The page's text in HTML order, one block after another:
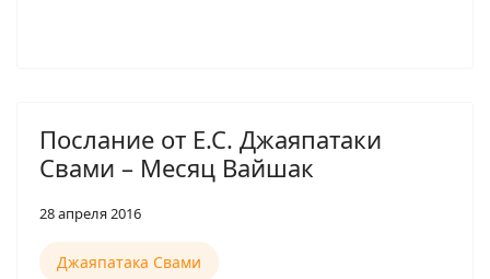
Послание от Е.С. Джаяпатаки
Свами – Месяц Вайшак
28 апреля 2016
Джаяпатака Свами